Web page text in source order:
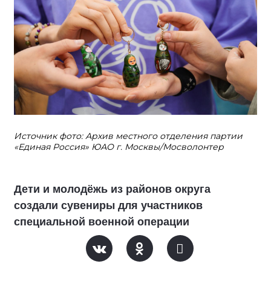
Источник фото: Архив местного отделения партии
«Единая Россия» ЮАО г. Москвы/Мосволонтер
Дети и молодёжь из районов округа
создали сувениры для участников
специальной военной операции